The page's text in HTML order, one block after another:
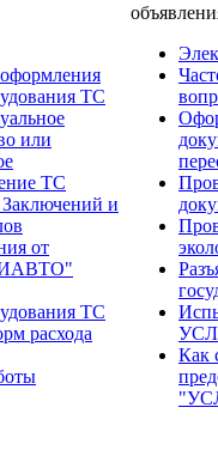
ТС
или
ТС
и
от
ТС
расхода
Как